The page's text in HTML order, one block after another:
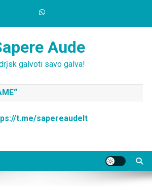
Aude
galvoti savo galva!
t.me/sapereaudelt